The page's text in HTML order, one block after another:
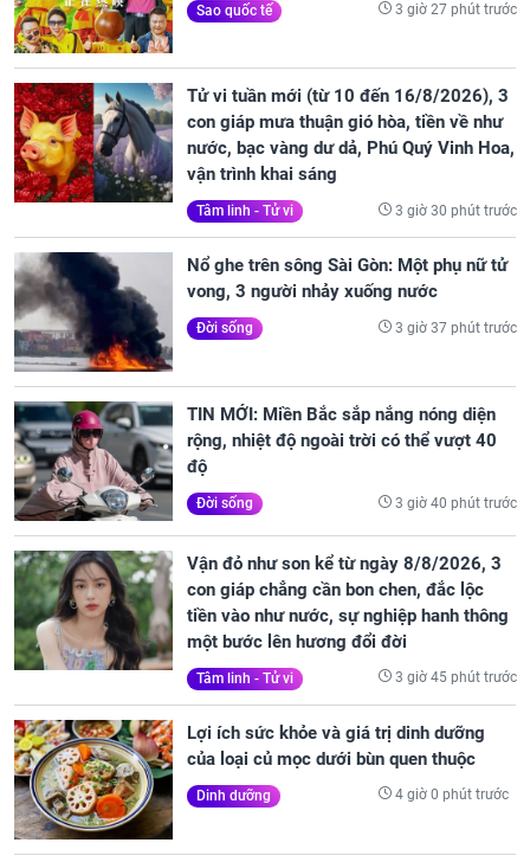
Sao quốc tế 3 giờ 27 phút trước
Tử vi tuần mới (từ 10 đến 16/8/2026), 3
con giáp mưa thuận gió hòa, tiền về như
nước, bạc vàng dư dả, Phú Quý Vinh Hoa,
vận trình khai sáng
Tâm linh - Tử vi 3 giờ 30 phút trước
Nổ ghe trên sông Sài Gòn: Một phụ nữ tử
vong, 3 người nhảy xuống nước
Đời sống 3 giờ 37 phút trước
TIN MỚI: Miền Bắc sắp nắng nóng diện
rộng, nhiệt độ ngoài trời có thể vượt 40
độ
Đời sống 3 giờ 40 phút trước
Vận đỏ như son kể từ ngày 8/8/2026, 3
con giáp chẳng cần bon chen, đắc lộc
tiền vào như nước, sự nghiệp hanh thông
một bước lên hương đổi đời
Tâm linh - Tử vi 3 giờ 45 phút trước
Lợi ích sức khỏe và giá trị dinh dưỡng
của loại củ mọc dưới bùn quen thuộc
Dinh dưỡng 4 giờ 0 phút trước